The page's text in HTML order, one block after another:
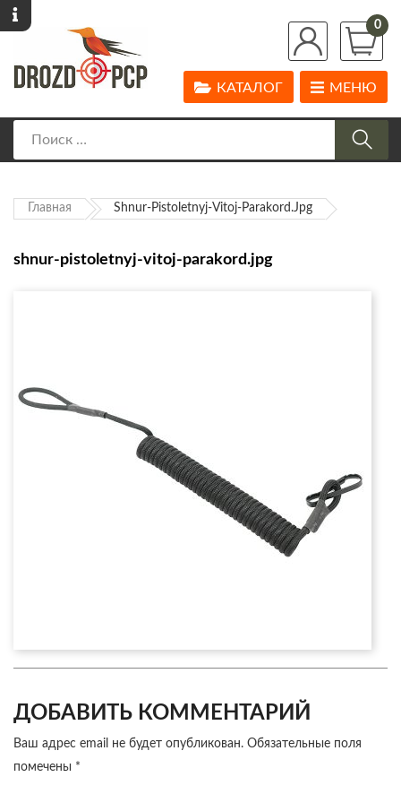
0
МЕНЮ
КАТАЛОГ
Главная Shnur-Pistoletnyj-Vitoj-Parakord.jpg
shnur-pistoletnyj-vitoj-parakord.jpg
ДОБАВИТЬ КОММЕНТАРИЙ
Ваш адрес email не будет опубликован. Обязательные поля
помечены *